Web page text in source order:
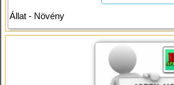
Állat - Növény